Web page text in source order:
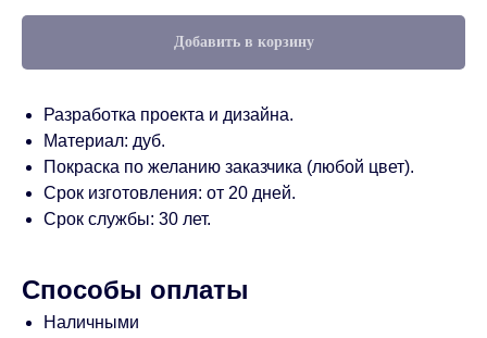
Добавить в корзину
Разработка проекта и дизайна.
Материал: дуб.
Покраска по желанию заказчика (любой цвет).
Срок изготовления: от 20 дней.
Срок службы: 30 лет.
Способы оплаты
Наличными